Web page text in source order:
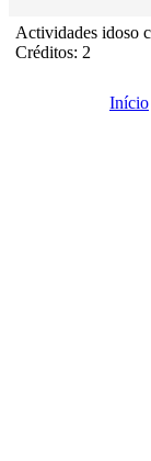
Actividades idoso
Créditos: 2
Início